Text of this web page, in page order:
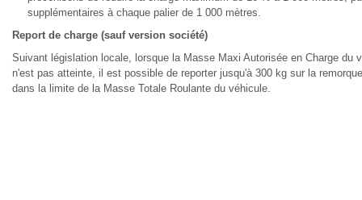
supplémentaires à chaque palier de 1 000 mètres.
Report de charge (sauf version société)
Suivant législation locale, lorsque la Masse Maxi Autorisée en Charge du
n'est pas atteinte, il est possible de reporter jusqu'à 300 kg sur la
dans la limite de la Masse Totale Roulante du véhicule.